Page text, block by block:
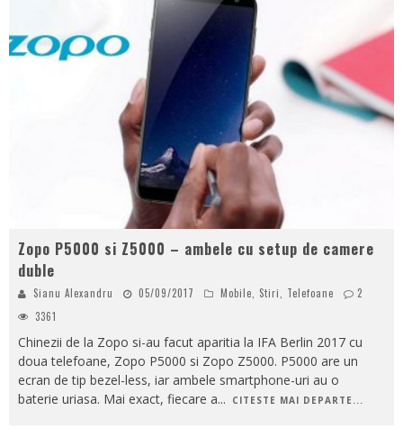
Zopo P5000 si Z5000 – ambele cu setup de camere
duble
Sianu Alexandru 05/09/2017 Mobile, Stiri, Telefoane
2
3361
Chinezii de la Zopo si-au facut aparitia la IFA Berlin 2017 cu
doua telefoane, Zopo P5000 si Zopo Z5000. P5000 are un
ecran de tip bezel-less, iar ambele smartphone-uri au o
baterie uriasa. Mai exact, fiecare a... CITESTE MAI DEPARTE...